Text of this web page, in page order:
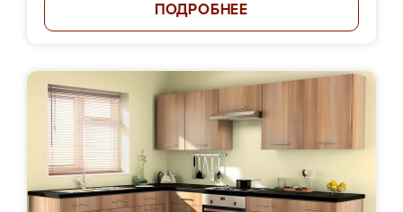
ПОДРОБНЕЕ